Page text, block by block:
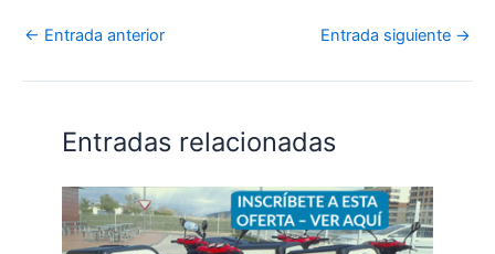
← Entrada anterior Entrada siguiente →
Entradas relacionadas